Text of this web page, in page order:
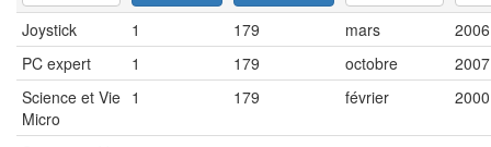
Joystick
1 179 mars
2006
PC expert
1 179 octobre
2007
Science et Vie
Micro
1 179 février 2000